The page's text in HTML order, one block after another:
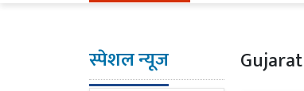
स्पेशल न्यूज